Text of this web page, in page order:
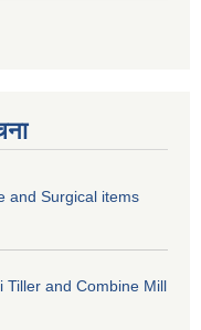
and Surgical items
Tiller and Combine Mill